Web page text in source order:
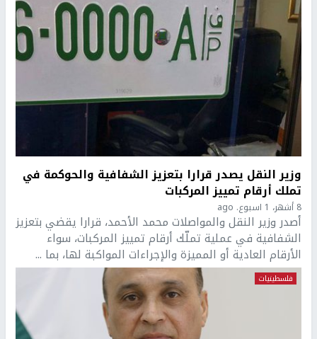
وزير النقل يصدر قرارا بتعزيز الشفافية والحوكمة في
تملك أرقام تمييز المركبات
8 أشهر، 1 اسبوع. ago
أصدر وزير النقل والمواصلات محمد الأحمد، قرارا يقضي بتعزيز
الشفافية في عملية تملّك أرقام تمييز المركبات، سواء
الأرقام العادية أو المميزة والإجراءات المواكبة لها، بما ...
فلسطينيات